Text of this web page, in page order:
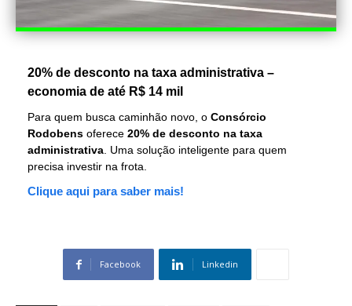
20% de desconto na taxa administrativa –
economia de até R$ 14 mil
Para quem busca caminhão novo, o Consórcio
Rodobens oferece 20% de desconto na taxa
administrativa . Uma solução inteligente para quem
precisa investir na frota.
Clique aqui para saber mais!
Facebook Linkedin